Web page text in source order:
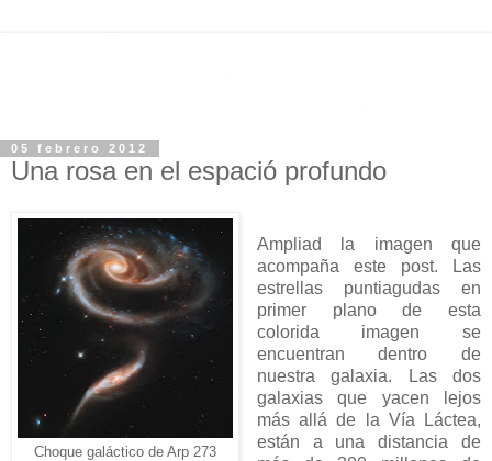
05 febrero 2012
Una rosa en el espació profundo
Choque galáctico de Arp 273
Ampliad la imagen que
acompaña este post. Las
estrellas puntiagudas en
primer plano de esta
colorida imagen se
encuentran dentro de
nuestra galaxia. Las dos
galaxias que yacen lejos
más allá de la Vía Láctea,
están a una distancia de